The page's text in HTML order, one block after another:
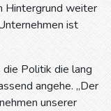
Hintergrund weiter
ist
Politik die lang
angehe. „Der
unserer